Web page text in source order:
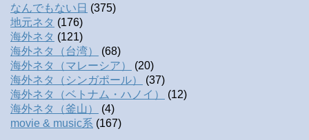
なんでもない日 (375)
地元ネタ (176)
海外ネタ (121)
海外ネタ（台湾）
(68)
海外ネタ（マレーシア）
(20)
海外ネタ（シンガポール）
(37)
海外ネタ（ベトナム・ハノイ）
(12)
海外ネタ（釜山）
(4)
movie & music系 (167)